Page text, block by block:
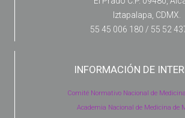
Iztapalapa, CDMX.
55 45 006 180 / 55 52
INFORMACIÓN DE
Comité Normativo Nacional de
Academia Nacional de Medicina de